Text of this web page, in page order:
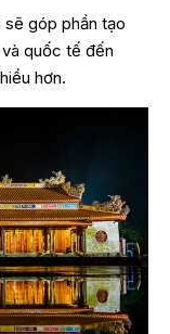
sẽ góp phần tạo
quốc tế đến
hơn.